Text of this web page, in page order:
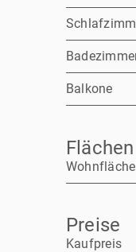
Balkone
Flächen
Wohnfläche
Preise
Kaufpreis